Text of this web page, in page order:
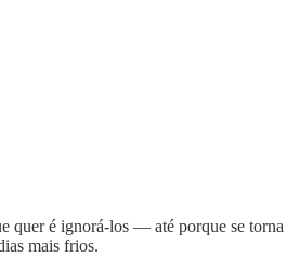
quer é ignorá-los — até porque se
mais frios.